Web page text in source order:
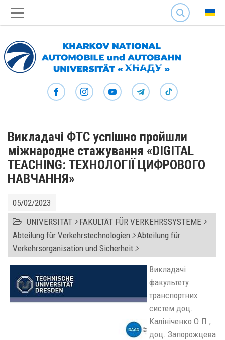
SEARCH
Викладачі ФТС успішно пройшли
міжнародне стажування «DIGITAL
TEACHING: ТЕХНОЛОГІЇ ЦИФРОВОГО
НАВЧАННЯ»
05/02/2023
UNIVERSITÄT FAKULTÄT FÜR VERKEHRSSYSTEME
Abteilung für Verkehrstechnologien Abteilung für
Verkehrsorganisation und Sicherheit
Викладачі
факультету
транспортних
систем доц.
Калініченко О.П.,
доц. Запорожцева